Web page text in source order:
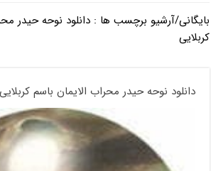
بایگانی/آرشیو برچسب ها :دانلود نوحه حیدر
کربلایی
دانلود نوحه حیدر محراب الایمان باسم کربلایی